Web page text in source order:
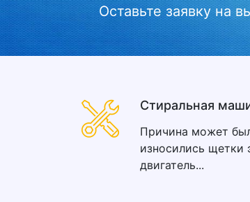
Оставьте заявку на
Стиральная
Причина может
износились щетки
двигатель...